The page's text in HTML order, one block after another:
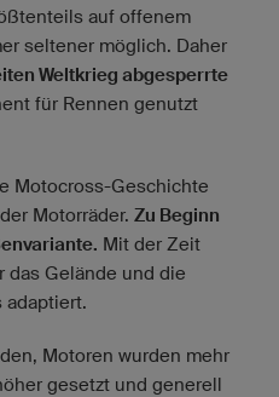
auf offenem
seltener möglich. Daher
Weltkrieg abgesperrte
für Rennen genutzt
Motocross-Geschichte
Motorräder. Zu Beginn
Mit der Zeit
das Gelände und die
adaptiert.
Motoren wurden mehr
gesetzt und generell